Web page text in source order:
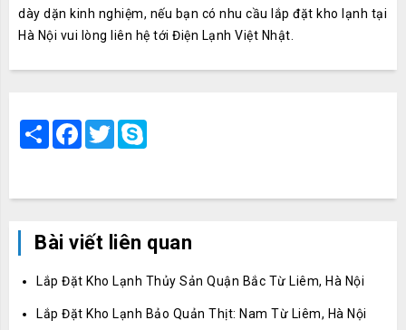
dày dặn kinh nghiệm, nếu bạn có nhu cầu lắp đặt kho lạnh tại
Hà Nội vui lòng liên hệ tới Điện Lạnh Việt Nhật.
ShareFacebook
Twitter
Bài viết liên quan
Lắp Đặt Kho Lạnh Thủy Sản Quận Bắc Từ Liêm, Hà Nội
Lắp Đặt Kho Lạnh Bảo Quản Thịt: Nam Từ Liêm, Hà Nội